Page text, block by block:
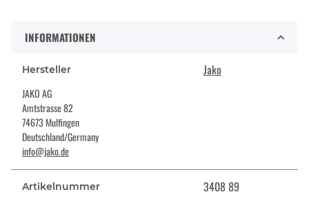
INFORMATIONEN
Hersteller Jako
JAKO AG
Amtstrasse 82
74673 Mulfingen
Deutschland/Germany
info@jako.de
Artikelnummer 3408 89